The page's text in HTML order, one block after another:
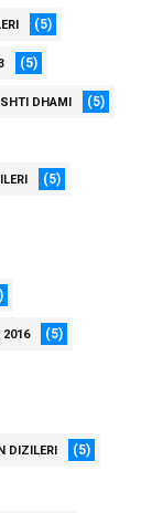
(5)
(5)
DHAMI (5)
(5)
2016 (5)
DIZILERI (5)